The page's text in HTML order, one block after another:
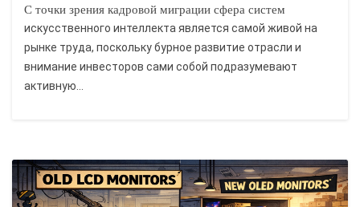
С точки зрения кадровой миграции сфера систем
искусственного интеллекта является самой живой на
рынке труда, поскольку бурное развитие отрасли и
внимание инвесторов сами собой подразумевают
активную...